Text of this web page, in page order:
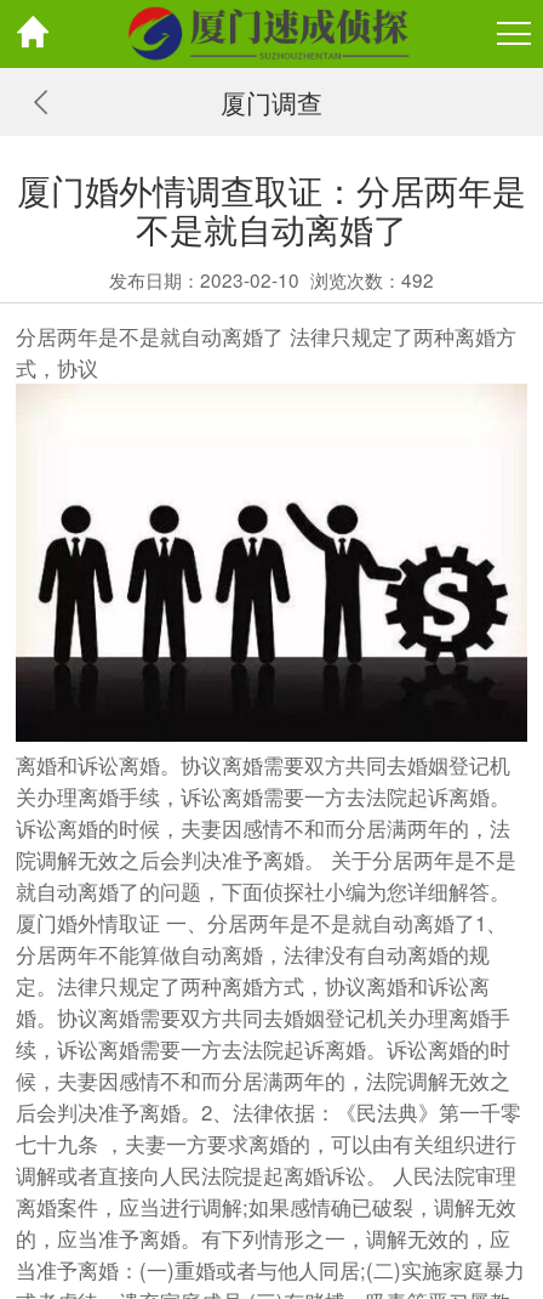
厦门调查
厦门婚外情调查取证：分居两年是
不是就自动离婚了
发布日期：2023-02-10 浏览次数： 492
分居两年是不是就自动离婚了 法律只规定了两种离婚方
式，协议
离婚和诉讼离婚。协议离婚需要双方共同去婚姻登记机
关办理离婚手续，诉讼离婚需要一方去法院起诉离婚。
诉讼离婚的时候，夫妻因感情不和而分居满两年的，法
院调解无效之后会判决准予离婚。 关于分居两年是不是
就自动离婚了的问题，下面侦探社小编为您详细解答。
厦门婚外情取证 一、分居两年是不是就自动离婚了1、
分居两年不能算做自动离婚，法律没有自动离婚的规
定。法律只规定了两种离婚方式，协议离婚和诉讼离
婚。协议离婚需要双方共同去婚姻登记机关办理离婚手
续，诉讼离婚需要一方去法院起诉离婚。诉讼离婚的时
候，夫妻因感情不和而分居满两年的，法院调解无效之
后会判决准予离婚。2、法律依据：《民法典》第一千零
七十九条 ，夫妻一方要求离婚的，可以由有关组织进行
调解或者直接向人民法院提起离婚诉讼。 人民法院审理
离婚案件，应当进行调解;如果感情确已破裂，调解无效
的，应当准予离婚。有下列情形之一，调解无效的，应
当准予离婚：(一)重婚或者与他人同居;(二)实施家庭暴力